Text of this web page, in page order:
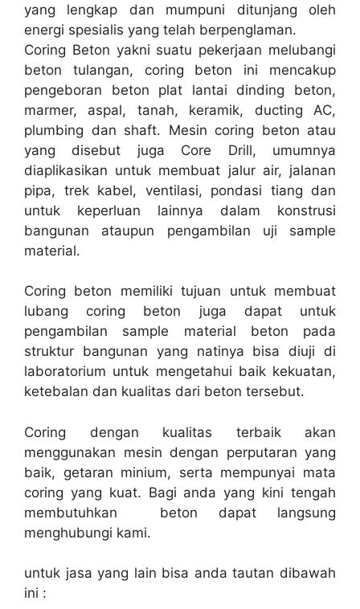
yang lengkap dan mumpuni ditunjang oleh
energi spesialis yang telah berpenglaman.
Coring Beton yakni suatu pekerjaan melubangi
beton tulangan, coring beton ini mencakup
pengeboran beton plat lantai dinding beton,
marmer, aspal, tanah, keramik, ducting AC,
plumbing dan shaft. Mesin coring beton atau
yang disebut juga Core Drill, umumnya
diaplikasikan untuk membuat jalur air, jalanan
pipa, trek kabel, ventilasi, pondasi tiang dan
untuk keperluan lainnya dalam konstrusi
bangunan ataupun pengambilan uji sample
material.
Coring beton memiliki tujuan untuk membuat
lubang coring beton juga dapat untuk
pengambilan sample material beton pada
struktur bangunan yang natinya bisa diuji di
laboratorium untuk mengetahui baik kekuatan,
ketebalan dan kualitas dari beton tersebut.
Coring dengan kualitas terbaik akan
menggunakan mesin dengan perputaran yang
baik, getaran minium, serta mempunyai mata
coring yang kuat. Bagi anda yang kini tengah
membutuhkan beton dapat langsung
menghubungi kami.
untuk jasa yang lain bisa anda tautan dibawah
ini :